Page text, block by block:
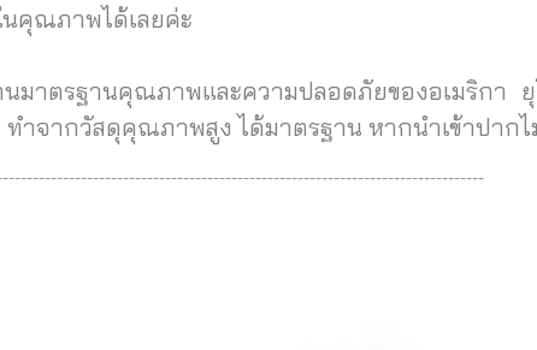
คุณภาพได้เลยค่ะ
าตรฐานคุณภาพและความปลอดภัยของอเมริกา
ทำจากวัสดุคุณภาพสูง ได้มาตรฐาน หากนำเข้าปาก